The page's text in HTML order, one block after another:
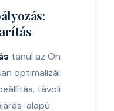
tanul az Ön
optimalizál.
távoli
alapú